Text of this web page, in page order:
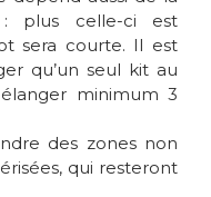
plus celle-ci est
sera courte. Il est
qu’un seul kit au
minimum 3
des zones non
qui resteront